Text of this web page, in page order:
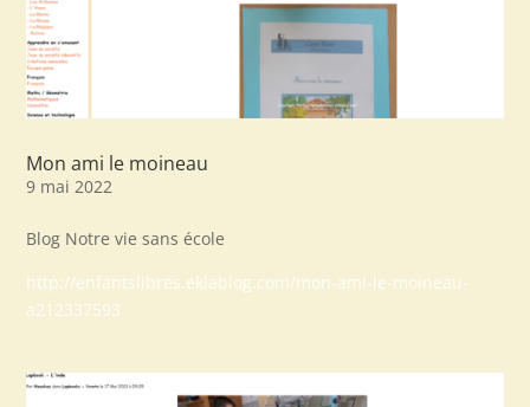
Mon ami le moineau
9 mai 2022
Blog Notre vie sans école
http://enfantslibres.eklablog.com/mon-ami-le-moineau-
a212337593